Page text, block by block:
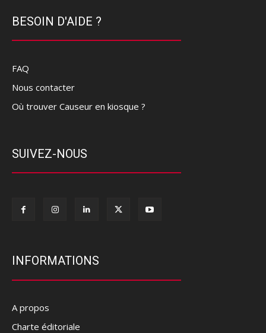
BESOIN D'AIDE ?
FAQ
Nous contacter
Où trouver Causeur en kiosque ?
SUIVEZ-NOUS
INFORMATIONS
A propos
Charte éditoriale